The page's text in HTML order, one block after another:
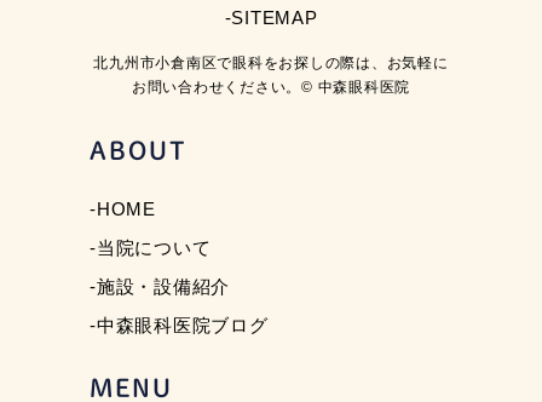
-SITEMAP
北九州市小倉南区で眼科をお探しの際は、お気軽に
お問い合わせください。© 中森眼科医院
ABOUT
-HOME
-当院について
-施設・設備紹介
-中森眼科医院ブログ
MENU